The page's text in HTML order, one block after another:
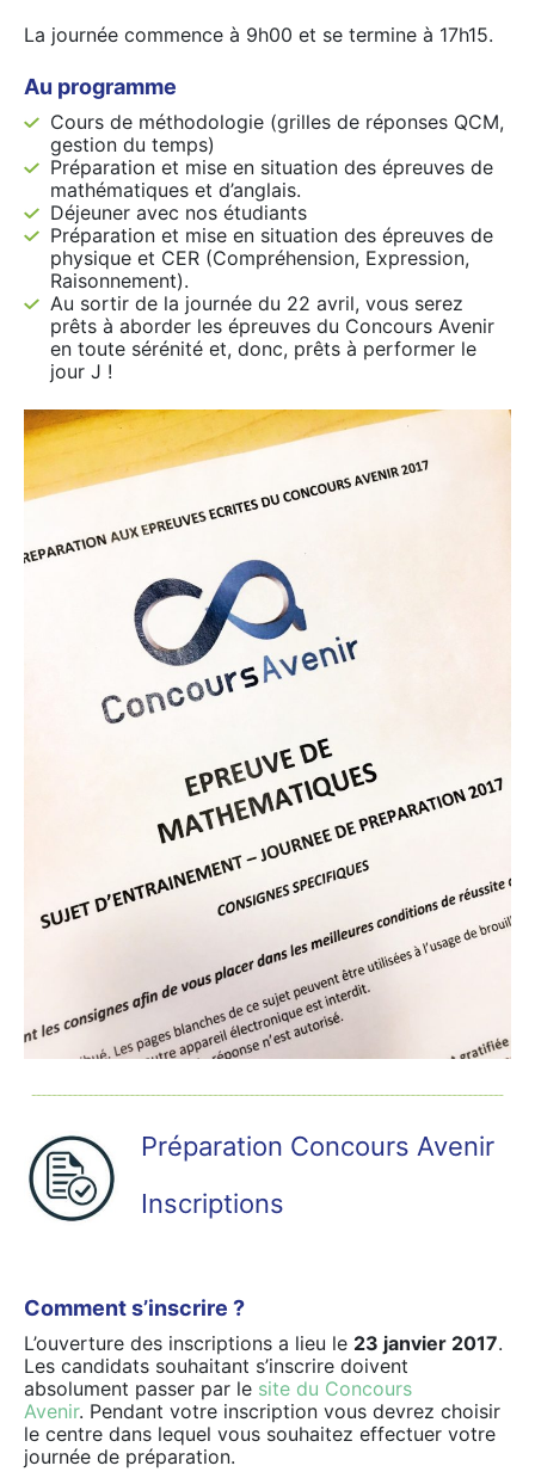
La journée commence à 9h00 et se termine à 17h15.
Au programme
Cours de méthodologie (grilles de réponses QCM,
gestion du temps)
Préparation et mise en situation des épreuves de
mathématiques et d’anglais.
Déjeuner avec nos étudiants
Préparation et mise en situation des épreuves de
physique et CER (Compréhension, Expression,
Raisonnement).
Au sortir de la journée du 22 avril, vous serez
prêts à aborder les épreuves du Concours Avenir
en toute sérénité et, donc, prêts à performer le
jour J !
Préparation Concours Avenir
Inscriptions
Comment s’inscrire ?
L’ouverture des inscriptions a lieu le 23 janvier 2017.
Les candidats souhaitant s’inscrire doivent
absolument passer par le site du Concours
Avenir. Pendant votre inscription vous devrez choisir
le centre dans lequel vous souhaitez effectuer votre
journée de préparation.